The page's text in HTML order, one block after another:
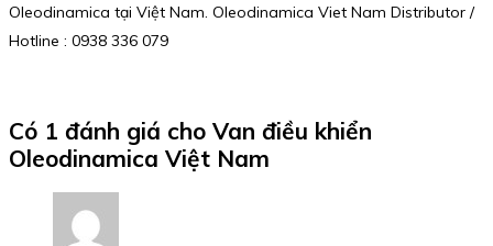
Oleodinamica tại Việt Nam. Oleodinamica Viet Nam Distributor /
Hotline : 0938 336 079
Có 1 đánh giá cho Van điều khiển
Oleodinamica Việt Nam